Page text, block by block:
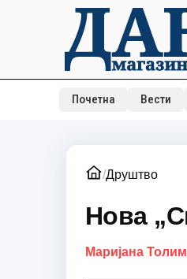
Почетна Вести
/Друштво
Нова
Маријана